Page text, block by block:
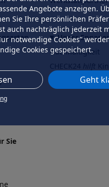
Angebote anzeigen.
Sie Ihre persönlichen
auch nachträglich jederzeit
notwendige Cookies”
Cookies gespeichert.
Geht
Unser
Nachhaltigkeit
CHECK24hilftder
Sie